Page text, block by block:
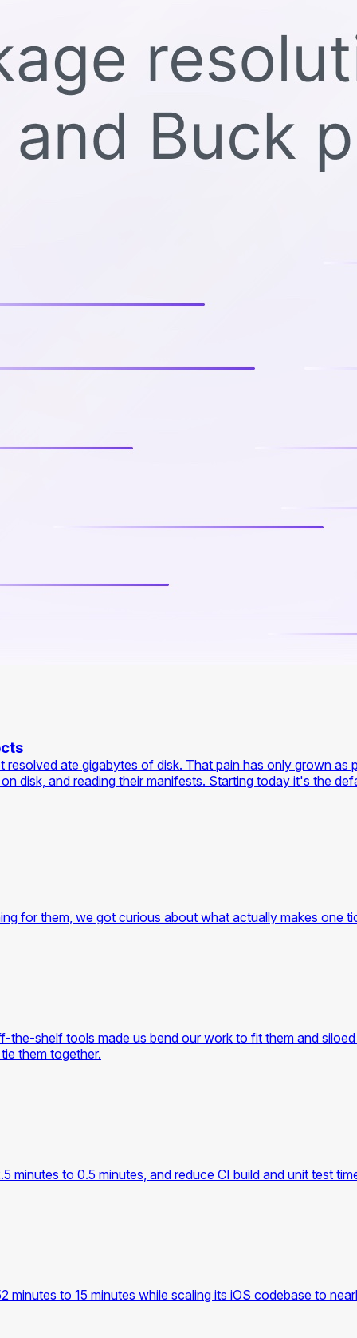
ate gigabytes of disk. That pain has only grown
disk, and reading their manifests. Starting today it's the
for them, we got curious about what actually makes
shelf tools made us bend our work to fit them and
them together.
minutes to 0.5 minutes, and reduce CI build and unit test
to 15 minutes while scaling its iOS codebase to